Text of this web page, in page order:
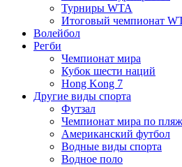
Турниры WTA
Итоговый чемпионат
Волейбол
Регби
Чемпионат мира
Кубок шести наций
Hong Kong 7
Другие виды спорта
Футзал
Чемпионат мира по
Американский футбол
Водные виды спорта
Водное поло